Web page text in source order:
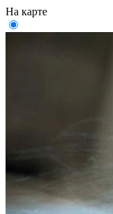
На карте